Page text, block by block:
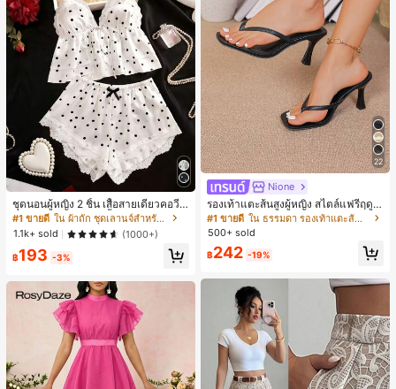
ชุดนอนผู้หญิง 2 ชิ้น เสื้อสายเดี่ยวคอวีลู
กไม้ พร้อมกางเกงขาสั้นแต่งลูกไม้ แต่ง
โบว์ที่เอว ชุดลำลองผู้หญิงนุ่มสบายน่ารั
ก สไตล์เอสเธติก
#1 ขายดี
ใน ผ้าถัก ชุดเลานจ์สำหรับผู้หญิง
1.1k+ sold
(1000+)
฿193 -3%
22
Nione
รองเท้าแตะส้นสูงผู้หญิง สไตล์แฟรี่ฤดูร้
อน ส้นบาง แบบคีบ แต่งสายคาดผม รอ
งเท้าแตะชายหาดสำหรับเที่ยวพักผ่อน
แฟชั่นสายไขว้ สำหรับเดทไนท์
#1 ขายดี
ใน ธรรมดา รองเท้าแตะส้นสูงผู้หญิง
500+ sold
฿242 -19%